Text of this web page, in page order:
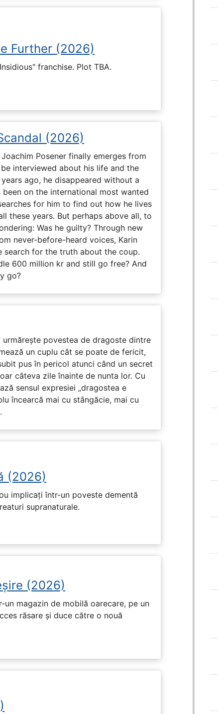
Further (2026)
franchise. Plot TBA.
(2026)
Posener finally emerges from
interviewed about his life and the
ago, he disappeared without a
been on the international most wanted
for him to find out how he lives
these years. But perhaps above all, to
Was he guilty? Through new
never-before-heard voices, Karin
search for the truth about the coup.
600 million kr and still go free? And
go?
urmărește povestea de dragoste dintre
un cuplu cât se poate de fericit,
pus în pericol atunci când un secret
câteva zile înainte de nunta lor. Cu
sensul expresiei „dragostea e
încearcă mai cu stângăcie, mai cu
(2026)
implicați într-un poveste dementă
supranaturale.
(2026)
un magazin de mobilă oarecare, pe un
răsare și duce către o nouă